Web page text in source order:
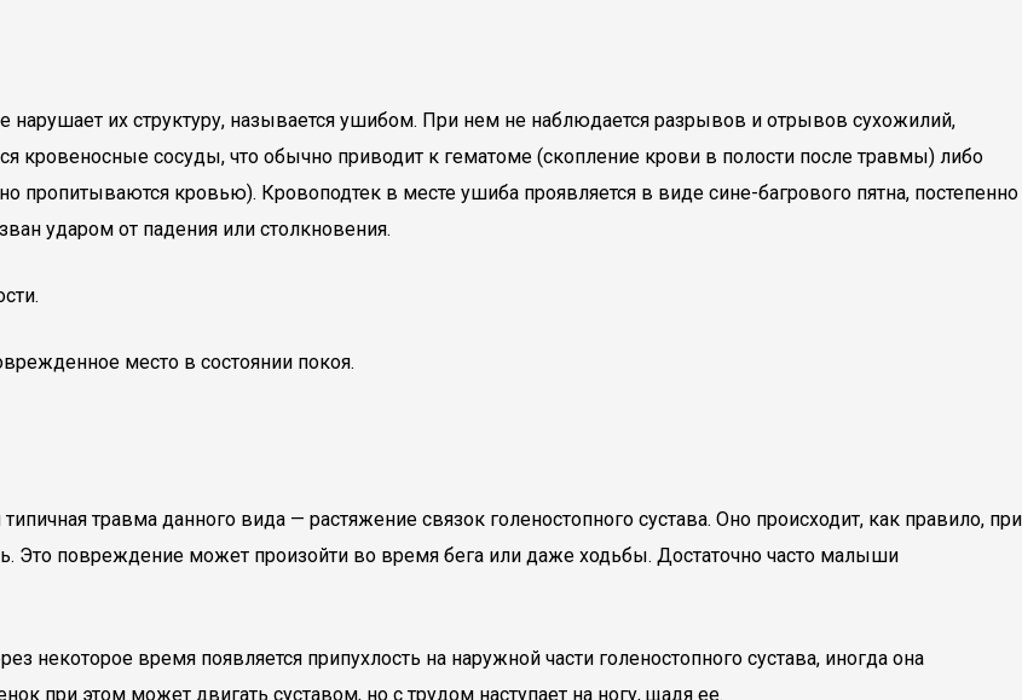
нарушает их структуру, называется ушибом. При нем не наблюдается разрывов и отрывов сухожилий,
кровеносные сосуды, что обычно приводит к гематоме (скопление крови в полости после травмы) либо
пропитываются кровью). Кровоподтек в месте ушиба проявляется в виде сине-багрового пятна, постепенно
ударом от падения или столк­новения.
место в состоянии покоя.
травма данного вида — растяжение связок голеностопного сустава. Оно происходит, как правило, при
Это повреждение может произойти во время бега или даже ходьбы. Достаточно часто малыши
некоторое время появляется припухлость на наружной части голеностопного сустава, иногда она
при этом может двигать суставом, но с трудом наступает на ногу, щадя ее.